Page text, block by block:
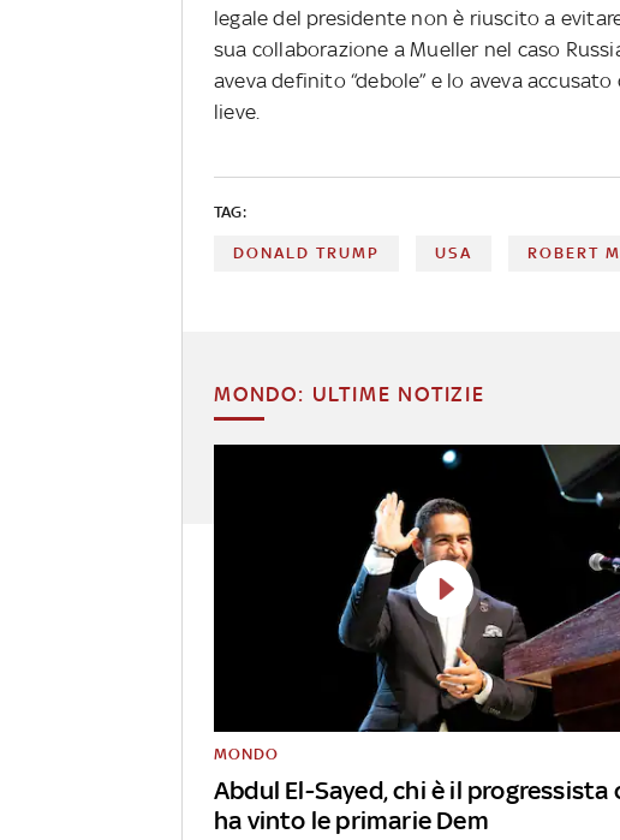
legale del presidente non è riuscito a
sua collaborazione a Mueller nel caso
aveva definito “debole” e lo aveva
lieve.
TAG:
DONALD TRUMP USA ROBERT
MONDO: ULTIME NOTIZIE
Abdul El-Sayed, chi è il progressista
ha vinto le primarie Dem
MONDO